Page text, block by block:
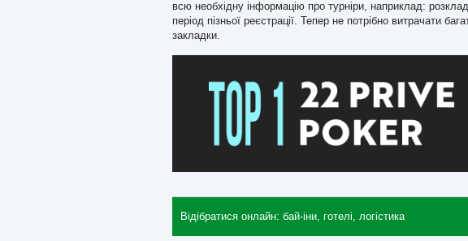
всю необхідну інформацію про турніри, наприклад:
період пізньої реєстрації. Тепер не потрібно витрачати
закладки.
Відібратися онлайн: бай-іни, готелі, логістика